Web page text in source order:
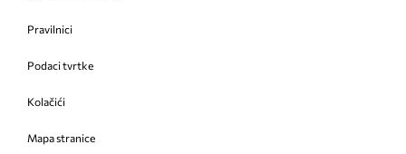
Pravilnici
Podaci tvrtke
Kolačići
Mapa stranice